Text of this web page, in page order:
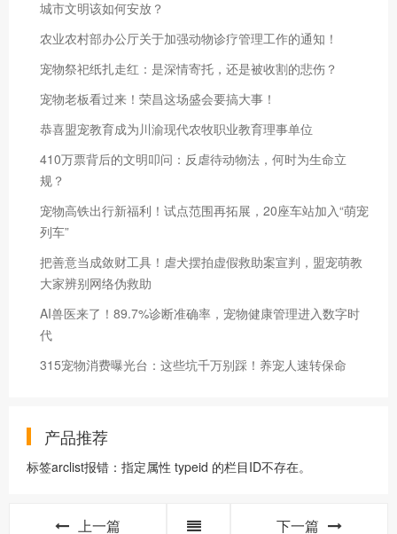
城市文明该如何安放？
农业农村部办公厅关于加强动物诊疗管理工作的通知！
宠物祭祀纸扎走红：是深情寄托，还是被收割的悲伤？
宠物老板看过来！荣昌这场盛会要搞大事！
恭喜盟宠教育成为川渝现代农牧职业教育理事单位
410万票背后的文明叩问：反虐待动物法，何时为生命立
规？
宠物高铁出行新福利！试点范围再拓展，20座车站加入“萌宠
列车”
把善意当成敛财工具！虐犬摆拍虚假救助案宣判，盟宠萌教
大家辨别网络伪救助
AI兽医来了！89.7%诊断准确率，宠物健康管理进入数字时
代
315宠物消费曝光台：这些坑千万别踩！养宠人速转保命
产品推荐
标签arclist报错：指定属性 typeid 的栏目ID不存在。
上一篇 下一篇